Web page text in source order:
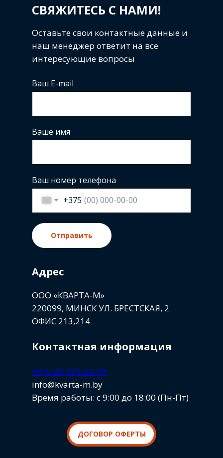
Ваш E-mail
Ваше имя
Ваш номер телефона
+375
Отправить
Адрес
ООО «КВАРТА-М»
220099, МИНСК УЛ. БРЕСТСКАЯ, 2
ОФИС 213,214
Контактная информация
+375 29 121-22-99
info@kvarta-m.by
Время работы: с 9:00 до 18:00 (Пн-Пт)
СВЯЖИТЕСЬ С НАМИ!
Оставьте свои контактные данные и
наш менеджер ответит на все
интересующие вопросы
ДОГОВОР ОФЕРТЫ